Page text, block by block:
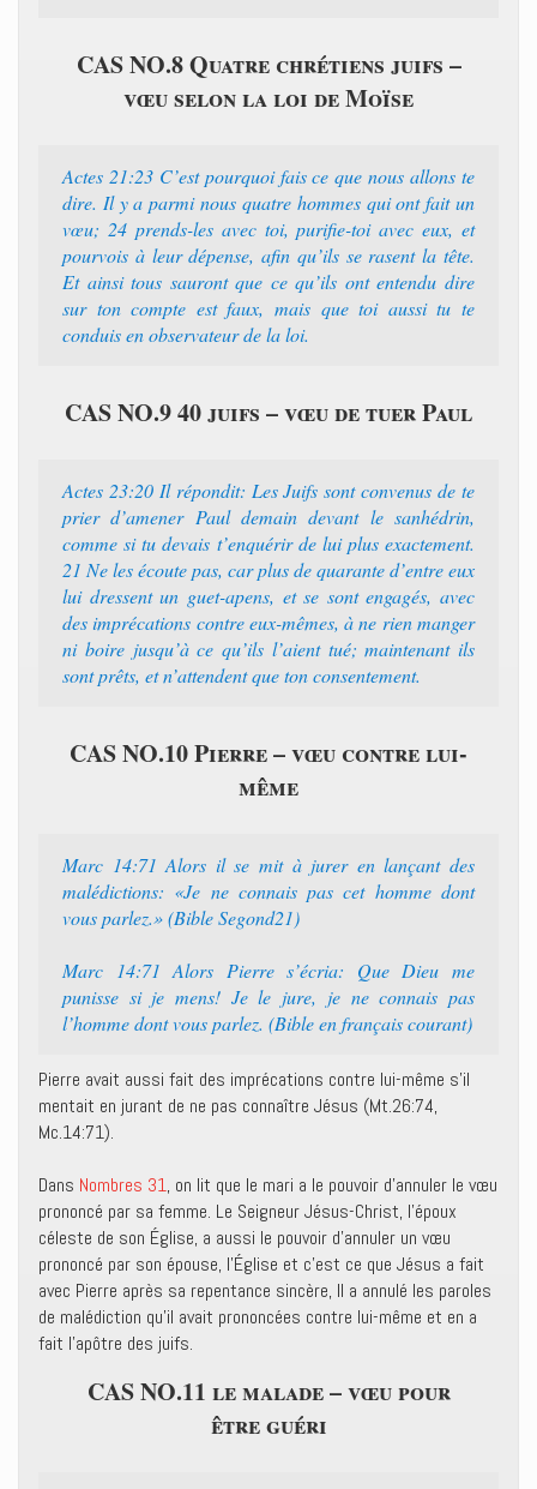
CAS NO.8 Quatre chrétiens juifs –
vœu selon la loi de Moïse
Actes 21:23 C’est pourquoi fais ce que nous allons te
dire. Il y a parmi nous quatre hommes qui ont fait un
vœu; 24 prends-les avec toi, purifie-toi avec eux, et
pourvois à leur dépense, afin qu’ils se rasent la tête.
Et ainsi tous sauront que ce qu’ils ont entendu dire
sur ton compte est faux, mais que toi aussi tu te
conduis en observateur de la loi.
CAS NO.9 40 juifs – vœu de tuer Paul
Actes 23:20 Il répondit: Les Juifs sont convenus de te
prier d’amener Paul demain devant le sanhédrin,
comme si tu devais t’enquérir de lui plus exactement.
21 Ne les écoute pas, car plus de quarante d’entre eux
lui dressent un guet-apens, et se sont engagés, avec
des imprécations contre eux-mêmes, à ne rien manger
ni boire jusqu’à ce qu’ils l’aient tué; maintenant ils
sont prêts, et n’attendent que ton consentement.
CAS NO.10 Pierre – vœu contre lui-
même
Marc 14:71 Alors il se mit à jurer en lançant des
malédictions: «Je ne connais pas cet homme dont
vous parlez.» (Bible Segond21)
Marc 14:71 Alors Pierre s’écria: Que Dieu me
punisse si je mens! Je le jure, je ne connais pas
l’homme dont vous parlez. (Bible en français courant)
Pierre avait aussi fait des imprécations contre lui-même s’il
mentait en jurant de ne pas connaître Jésus (Mt.26:74,
Mc.14:71).
Dans Nombres 31, on lit que le mari a le pouvoir d’annuler le vœu
prononcé par sa femme. Le Seigneur Jésus-Christ, l’époux
céleste de son Église, a aussi le pouvoir d’annuler un vœu
prononcé par son épouse, l’Église et c’est ce que Jésus a fait
avec Pierre après sa repentance sincère, Il a annulé les paroles
de malédiction qu’il avait prononcées contre lui-même et en a
fait l’apôtre des juifs.
CAS NO.11 le malade – vœu pour
être guéri